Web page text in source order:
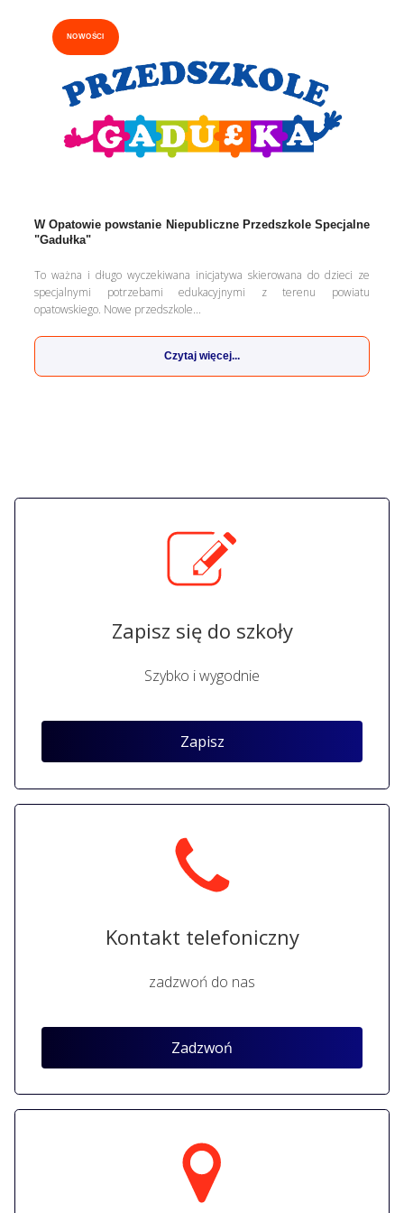
NOWOŚCI
W Opatowie powstanie Niepubliczne Przedszkole Specjalne
"Gadułka"
To ważna i długo wyczekiwana inicjatywa skierowana do dzieci ze
specjalnymi potrzebami edukacyjnymi z terenu powiatu
opatowskiego. Nowe przedszkole...
Czytaj więcej...
Zapisz się do szkoły
Szybko i wygodnie
Zapisz
Kontakt telefoniczny
zadzwoń do nas
Zadzwoń